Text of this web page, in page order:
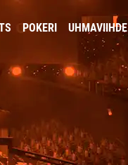
POKERI UHMAVIIHDE